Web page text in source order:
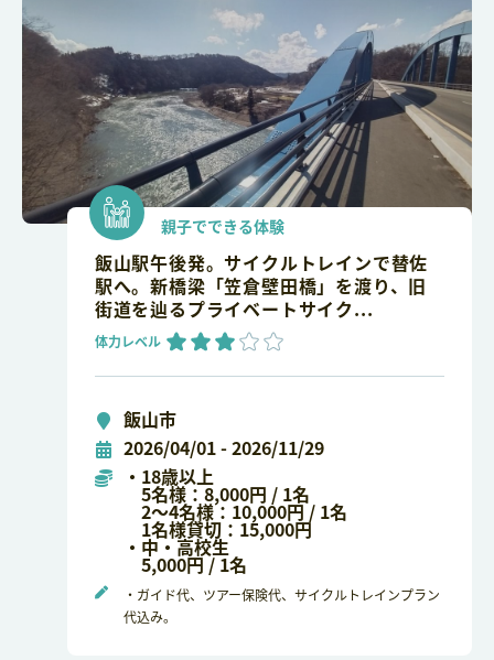
親子でできる体験
飯山駅午後発。サイクルトレインで替佐
駅へ。新橋梁「笠倉壁田橋」を渡り、旧
街道を辿るプライベートサイク...
体力レベル
飯山市
2026/04/01 - 2026/11/29
・18歳以上
5名様：8,000円 / 1名
2～4名様：10,000円 / 1名
1名様貸切：15,000円
・中・高校生
5,000円 / 1名
・ガイド代、ツアー保険代、サイクルトレインプラン
代込み。